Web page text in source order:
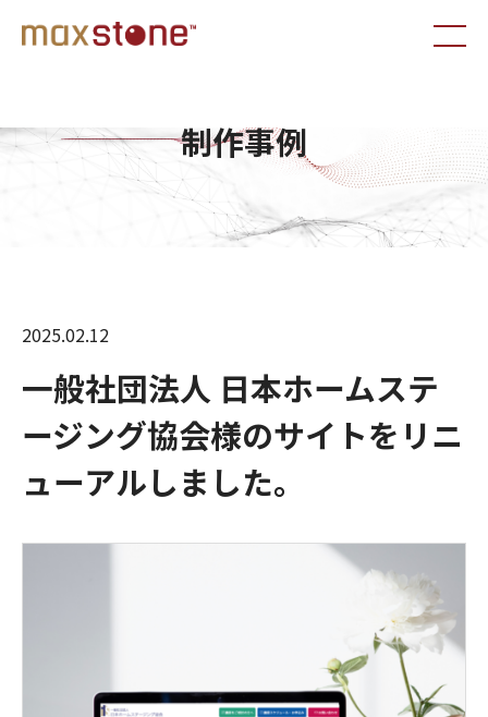
制作事例
2025.02.12
一般社団法人 日本ホームステ
ージング協会様のサイトをリニ
ューアルしました。